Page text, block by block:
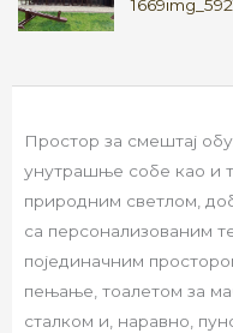
Простор за смештај
унутрашње собе као и
природним светлом,
са персонализованим
појединачним
пењање, тоалетом за
сталком и, наравно,